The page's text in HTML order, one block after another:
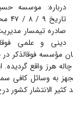
تاریخ 9 /
صادره تیمسار
دینى و علمى
فوق‏الذکر در
هرز واقع گردیده.
به وسائل کافى
الانتشار کشور